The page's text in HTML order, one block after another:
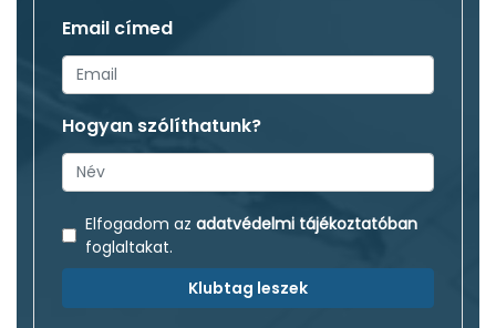
Email címed
Hogyan szólíthatunk?
Elfogadom az adatvédelmi tájékoztatóban
foglaltakat.
Klubtag leszek